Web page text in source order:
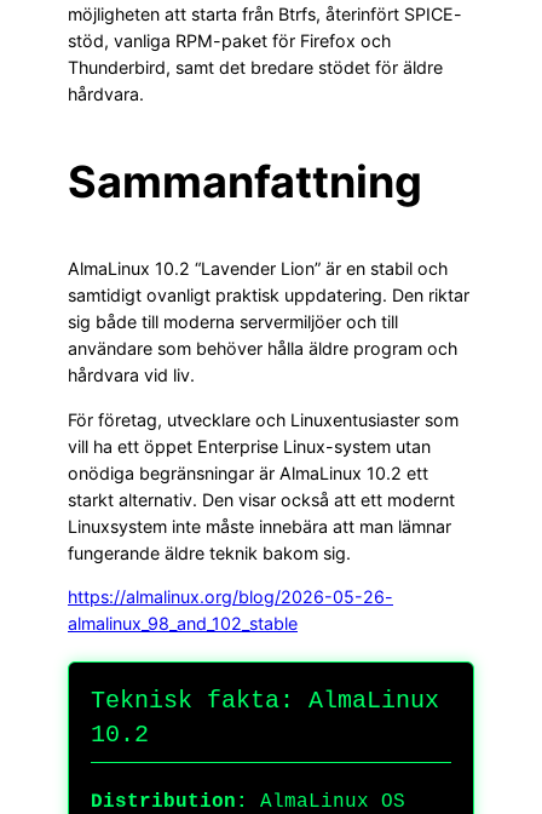
möjligheten att starta från Btrfs, återinfört SPICE-
stöd, vanliga RPM-paket för Firefox och
Thunderbird, samt det bredare stödet för äldre
hårdvara.
Sammanfattning
AlmaLinux 10.2 “Lavender Lion” är en stabil och
samtidigt ovanligt praktisk uppdatering. Den riktar
sig både till moderna servermiljöer och till
användare som behöver hålla äldre program och
hårdvara vid liv.
För företag, utvecklare och Linuxentusiaster som
vill ha ett öppet Enterprise Linux-system utan
onödiga begränsningar är AlmaLinux 10.2 ett
starkt alternativ. Den visar också att ett modernt
Linuxsystem inte måste innebära att man lämnar
fungerande äldre teknik bakom sig.
https://almalinux.org/blog/2026-05-26-
almalinux_98_and_102_stable
Teknisk fakta: AlmaLinux
10.2
Distribution:
AlmaLinux OS